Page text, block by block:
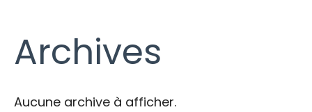
Archives
Aucune archive à afficher.